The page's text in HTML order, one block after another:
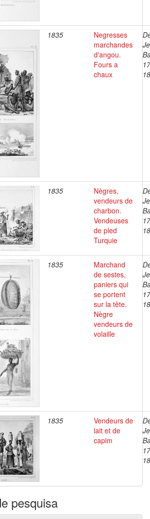
1835
Negresses
marchandes
d'angou.
Fours a
chaux
1835
Nègres,
vendeurs de
charbon.
Vendeuses
de pled
Turquie
1835
Marchand
de sestes,
paniers qui
se portent
sur la tête.
Nègre
vendeurs de
volaille
1835
Vendeurs de
lait et de
capim
pesquisa